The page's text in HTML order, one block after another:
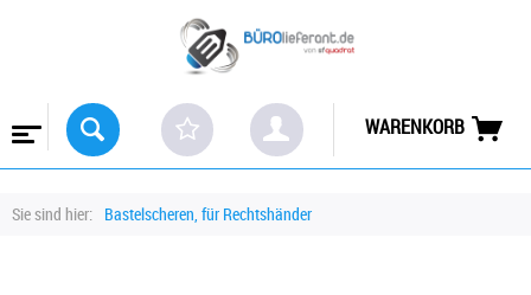
WARENKORB
Sie sind hier: Bastelscheren, für Rechtshänder